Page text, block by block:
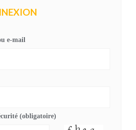
e-mail
(obligatoire)